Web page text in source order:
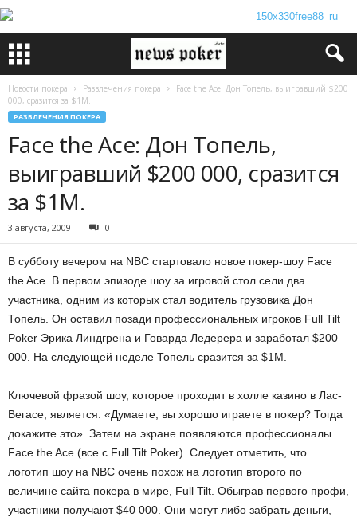
Новости покера Развлечения покера
Face the Ace: Дон Топель, выигравший $200
000, сразится за $1М.
РАЗВЛЕЧЕНИЯ ПОКЕРА
Face the Ace: Дон Топель,
выигравший $200 000, сразится
за $1М.
3 августа, 2009 0
В субботу вечером на NBC стартовало новое покер-шоу Face
the Ace. В первом эпизоде шоу за игровой стол сели два
участника, одним из которых стал водитель грузовика Дон
Топель. Он оставил позади профессиональных игроков Full Tilt
Poker Эрика Линдгрена и Говарда Ледерера и заработал $200
000. На следующей неделе Топель сразится за $1М.
Ключевой фразой шоу, которое проходит в холле казино в Лас-
Вегасе, является: «Думаете, вы хорошо играете в покер? Тогда
докажите это». Затем на экране появляются профессионалы
Face the Ace (все с Full Tilt Poker). Следует отметить, что
логотип шоу на NBC очень похож на логотип второго по
величине сайта покера в мире, Full Tilt. Обыграв первого профи,
участники получают $40 000. Они могут либо забрать деньги,